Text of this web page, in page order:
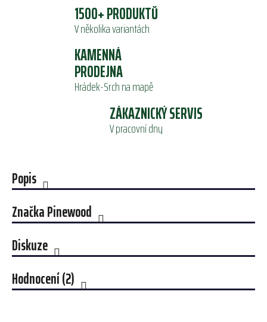
1500+ PRODUKTŮ
V několika variantách
KAMENNÁ
PRODEJNA
Hrádek-Srch na mapě
ZÁKAZNICKÝ SERVIS
V pracovní dny
Popis
ZnačkaPinewood
Diskuze
Hodnocení (2)